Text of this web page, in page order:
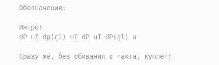
Обозначения:
Интро:
dP uI dp(cl) uI dP uI dP(cl) u
Сразу же, без сбивания с такта, куплет: